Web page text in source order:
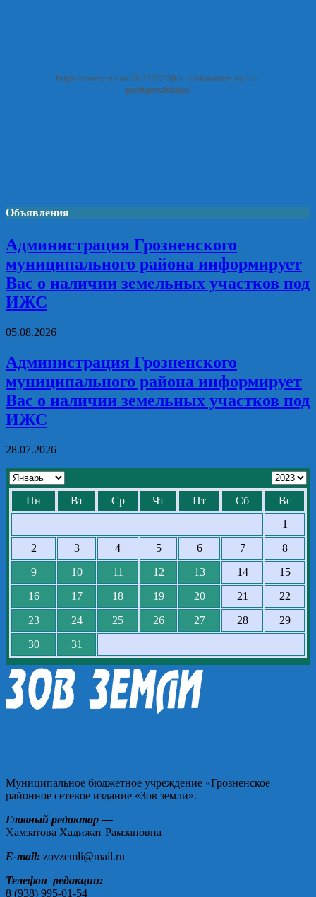
https://zovzemli.ru/2025/07/30/v-prokurature-rajona-
preduprezhdajut/
Объявления
Администрация Грозненского
муниципального района информирует
Вас о наличии земельных участков под
ИЖС
05.08.2026
Администрация Грозненского
муниципального района информирует
Вас о наличии земельных участков под
ИЖС
28.07.2026
Пн Вт Ср Чт Пт Сб
Вс
1
2
3 4 5 6 7
8
9
10 11 12 13 14
15
16
17 18 19 20 21
22
23
24 25 26 27 28
29
30
31
Муниципальное бюджетное учреждение «Грозненское
районное сетевое издание «Зов земли».
Главный редактор —
Хамзатова Хадижат Рамзановна
E-mail: zovzemli@mail.ru
Телефон редакции:
8 (938) 995-01-54